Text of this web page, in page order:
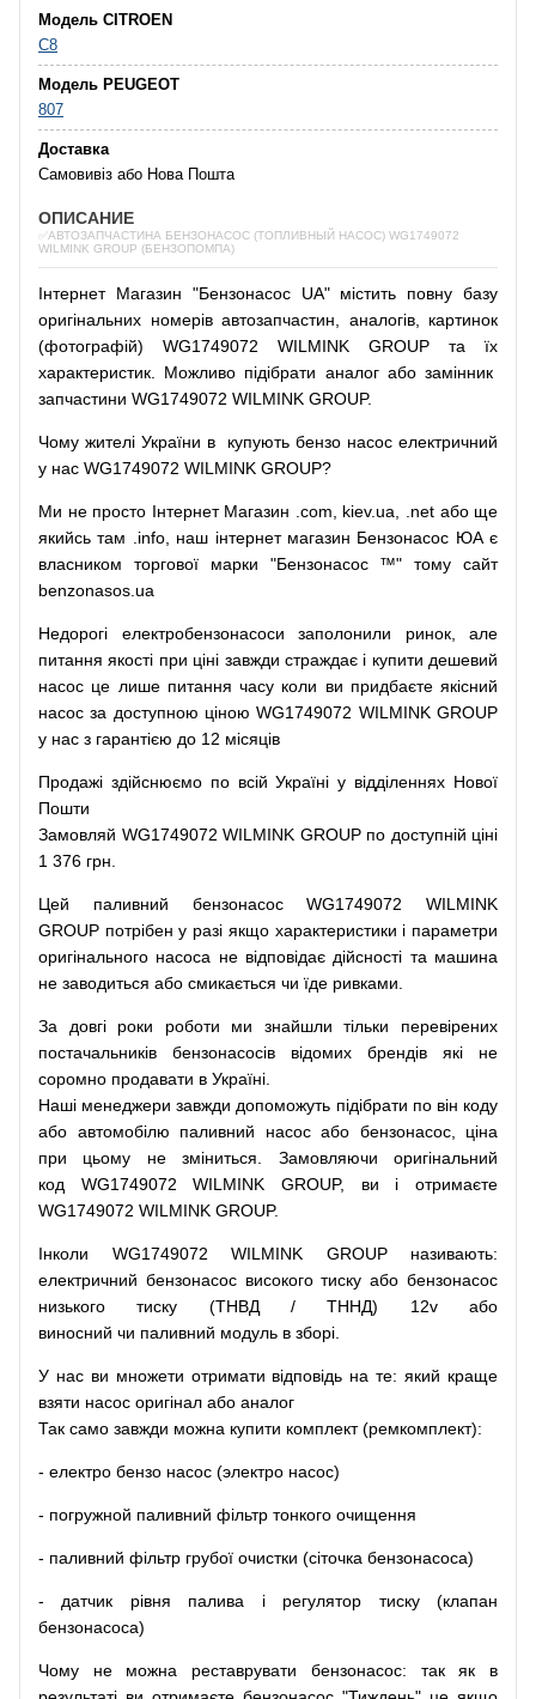
Модель CITROEN
C8
Модель PEUGEOT
807
Доставка
Самовивіз або Нова Пошта
ОПИСАНИЕ
✅АВТОЗАПЧАСТИНА БЕНЗОНАСОС (ТОПЛИВНЫЙ НАСОС) WG1749072
WILMINK GROUP (БЕНЗОПОМПА)
Інтернет Магазин "Бензонасос UA" містить повну базу
оригінальних номерів автозапчастин аналогів,
картинок
(фотографій) WG1749072 WILMINK GROUP та їх
характеристик. Можливо підібрати аналог або замінник
запчастини WG1749072 WILMINK GROUP.
Чому жителі України в купують бензо насос електричний
у нас WG1749072 WILMINK GROUP?
Ми не просто Інтернет Магазин .com kiev.ua .net або ще
якийсь там .info, наш інтернет магазин Бензонасос ЮА є
власником
торгової марки "Бензонасос ™" тому
сайт
benzonasos.ua
Недорогі електробензонасоси заполонили ринок,
але
питання якості при ціні завжди страждає і купити дешевий
насос це лише питання часу коли ви придбаєте якісний
насос за доступною ціною WG1749072 WILMINK GROUP
у нас з гарантією до 12 місяців
Продажі здійснюємо по всій Україні у відділеннях Нової
Пошти
Замовляй WG1749072 WILMINK GROUP по доступній ціні
1 376 грн.
Цей паливний бензонасосWG1749072 WILMINK
GROUP потрібен у разі якщо характеристики і параметри
оригінального насоса не відповідає дійсності та машина
не заводиться або смикається чи їде ривками
За довгі роки роботи ми знайшли тільки
перевірених
постачальників
бензонасосів відомих брендів які
не
соромно продавати в Україні.
Наші менеджери завжди допоможуть підібрати по він коду
або автомобілю паливний насос або бензонасос,
ціна
при
цьому не зміниться Замовляючи
оригінальний
код WG1749072 WILMINK GROUP, ви і отримаєте
WG1749072 WILMINK GROUP.
Інколи WG1749072 WILMINK GROUP називають:
електричний бензонасос високого тиску або бензонасос
низького
тиску (ТНВД / ТННД) 12v
або
виносний чи паливний модуль в зборі
У нас ви множети отримати відповідь на те: який краще
взяти насос оригінал або аналог
Так само завжди можна купити комплект (ремкомплект):
- електро бензо насос (электро насос)
- погружной паливний фільтр тонкого очищення
- паливний фільтр грубої очистки (сіточка бензонасоса)
- датчик рівня палива і регулятор тиску (клапан
бензонасоса)
Чому не можна реставрувати бензонасос: так як
в